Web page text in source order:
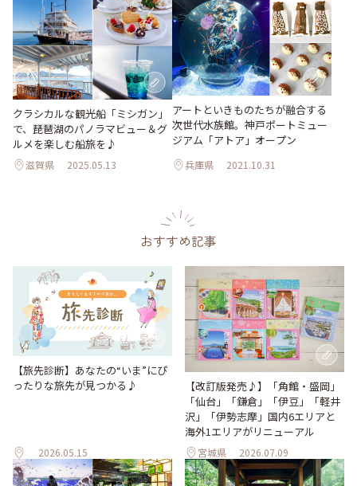
クラシカルな観光船「ミシガン」
で、琵琶湖のパノラマビュー＆グ
ルメを楽しむ船旅を♪
滋賀県 2025.05.13
アートといきものたちが融合する
次世代水族館。神戸ポートミュー
ジアム「アトア」オープン
兵庫県 2021.10.31
おすすめ記事
【旅先診断】あなたの“いま”にぴ
ったりな旅先が見つかる♪
2026.05.15
【改訂版発売♪】「角館・盛岡」
「仙台」「鎌倉」「伊豆」「軽井
沢」「伊勢志摩」国内6エリアと
海外1エリアがリニューアル
宮城県 2026.07.09